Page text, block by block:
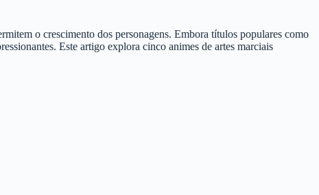
o crescimento dos personagens. Embora títulos populares como
Este artigo explora cinco animes de artes marciais